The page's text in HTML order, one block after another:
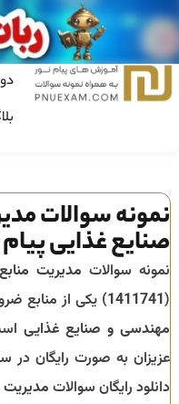
نمونه سوالات
صنایع غذایی پیام
نمونه سوالات مدیریت
(
1411741) یکی از منابع
مهندسی و صنایع غذایی
عزیزان به صورت رایگان در
دانلود رایگان سوالات مدیریت